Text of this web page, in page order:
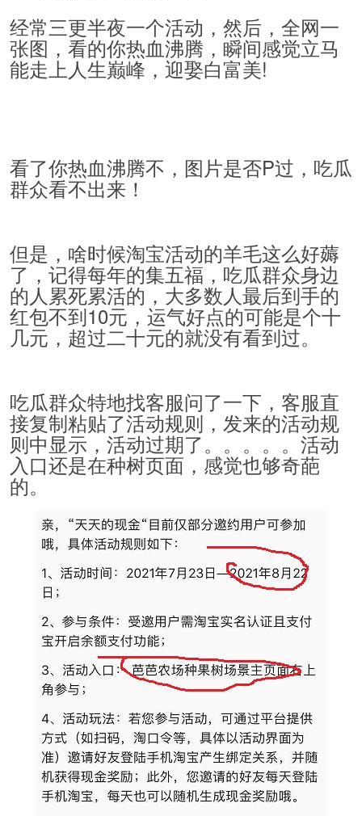
经常三更半夜一个活动，然后，全网一
张图，看的你热血沸腾，瞬间感觉立马
能走上人生巅峰，迎娶白富美!
看了你热血沸腾不，图片是否P过，吃瓜
群众看不出来！
但是，啥时候淘宝活动的羊毛这么好薅
了，记得每年的集五福，吃瓜群众身边
的人累死累活的，大多数人最后到手的
红包不到10元，运气好点的可能是个十
几元，超过二十元的就没有看到过。
吃瓜群众特地找客服问了一下，客服直
接复制粘贴了活动规则，发来的活动规
则中显示，活动过期了。。。。。活动
入口还是在种树页面，感觉也够奇葩
的。